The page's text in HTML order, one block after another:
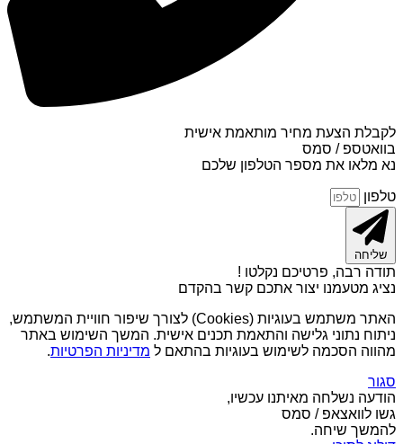
לקבלת הצעת מחיר מותאמת אישית
בוואטספ / סמס
נא מלאו את מספר הטלפון שלכם
טלפון
שליחה
תודה רבה, פרטיכם נקלטו !
נציג מטעמנו יצור אתכם קשר בהקדם
האתר משתמש בעוגיות (Cookies) לצורך שיפור חוויית המשתמש,
ניתוח נתוני גלישה והתאמת תכנים אישית. המשך השימוש באתר
מהווה הסכמה לשימוש בעוגיות בהתאם ל מדיניות הפרטיות.
סגור
הודעה נשלחה מאיתנו עכשיו,
גשו לוואצאפ / סמס
להמשך שיחה.